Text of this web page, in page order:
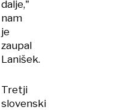
dalje,"
nam
je
zaupal
Lanišek.
Tretji
slovenski